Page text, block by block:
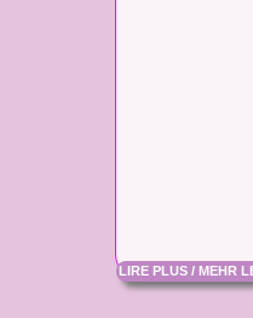
LIRE PLUS / MEHR